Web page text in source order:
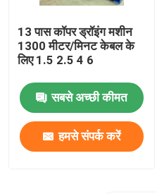
13 पास कॉपर ड्रॉइंग मशीन
1300 मीटर/मिनट केबल के
लिए 1.5 2.5 4 6
सबसे अच्छी कीमत
हमसे संपर्क करें